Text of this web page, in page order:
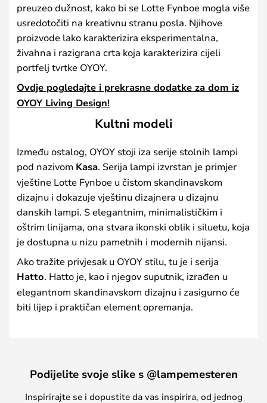
preuzeo dužnost, kako bi se Lotte Fynboe mogla više
usredotočiti na kreativnu stranu posla. Njihove
proizvode lako karakterizira eksperimentalna,
živahna i razigrana crta koja karakterizira cijeli
portfelj tvrtke OYOY.
Ovdje pogledajte i prekrasne dodatke za dom iz
OYOY Living Design!
Kultni modeli
Između ostalog, OYOY stoji iza serije stolnih lampi
pod nazivom Kasa. Serija lampi izvrstan je primjer
vještine Lotte Fynboe u čistom skandinavskom
dizajnu i dokazuje vještinu dizajnera u dizajnu
danskih lampi. S elegantnim, minimalističkim i
oštrim linijama, ona stvara ikonski oblik i siluetu, koja
je dostupna u nizu pametnih i modernih nijansi.
Ako tražite privjesak u OYOY stilu, tu je i serija
Hatto. Hatto je, kao i njegov suputnik, izrađen u
elegantnom skandinavskom dizajnu i zasigurno će
biti lijep i praktičan element opremanja.
Podijelite svoje slike s @lampemesteren
Inspirirajte se i dopustite da vas inspirira, od jednog